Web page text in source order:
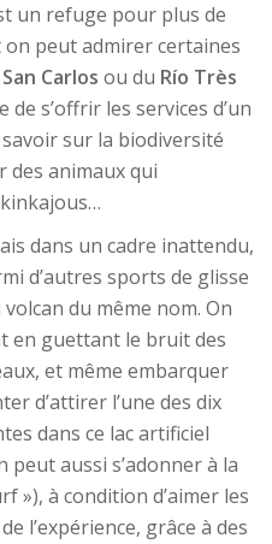
un refuge pour plus de
on peut admirer certaines
Carlos ou du Río Très
de s’offrir les services d’un
sur la biodiversité
des animaux qui
dans un cadre inattendu,
d’autres sports de glisse
du même nom. On
en guettant le bruit des
et même embarquer
d’attirer l’une des dix
dans ce lac artificiel
peut aussi s’adonner à la
»), à condition d’aimer les
l’expérience, grâce à des